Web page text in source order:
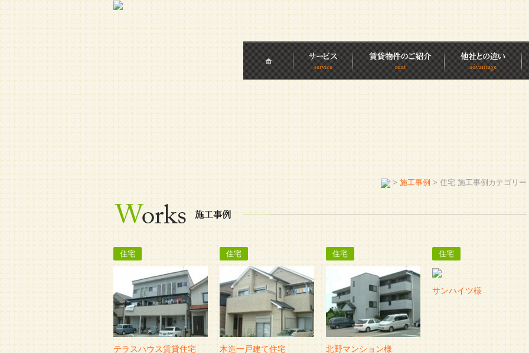
> 施工事例 > 住宅 施工事例カテゴリー
住宅
テラスハウス賃貸住宅
住宅
木造一戸建て住宅
住宅
北野マンション様
住宅
サンハイツ様